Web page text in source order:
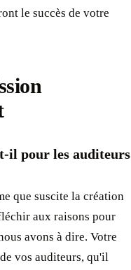
le succès de votre
il pour les auditeurs
que suscite la création
aux raisons pour
avons à dire. Votre
vos auditeurs, qu'il